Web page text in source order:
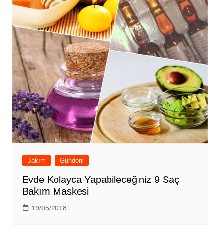
Bakım Gündem
Evde Kolayca Yapabileceğiniz 9 Saç
Bakım Maskesi
19/05/2018